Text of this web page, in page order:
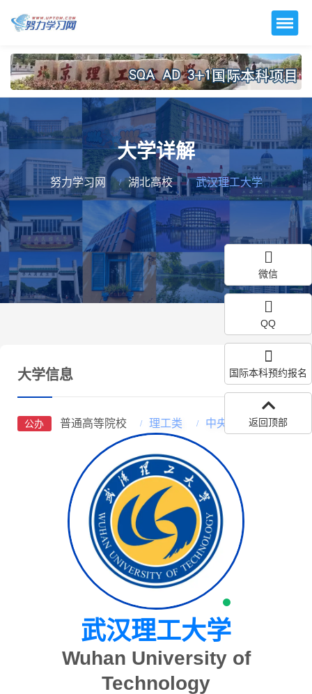
大学详解
努力学习网 湖北高校 武汉理工大学
大学信息
公办 普通高等院校 理工类 中央部属高校
武汉理工大学
Wuhan University of
Technology
微信
QQ
国际本科预约报名
返回顶部